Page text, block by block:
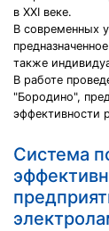
в XXI веке.
В современных
также
В работе
"Бородино",
эффективности
Система